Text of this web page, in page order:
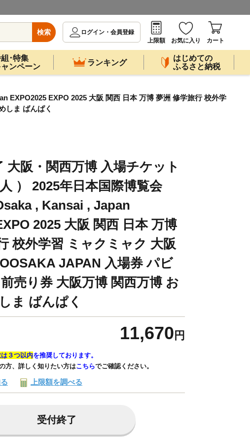
検索
ログイン・会員登録
上限額
お気に入り カート
･特集
ャンペーン
ランキング
はじめての
ふるさと納税
EXPO2025 EXPO 2025 大阪 関西 日本 万博 夢洲 修学旅行 校外学
しま ばんぱく
大阪・関西万博 入場チケット
） 2025年日本国際博覧会
, Kansai , Japan
2025 大阪 関西 日本 万博
校外学習 ミャクミャク 大阪
OOSAKA JAPAN 入場券 パビ
売り券 大阪万博 関西万博 お
ま ばんぱく
11,670 円
３つ以内を推奨しております。
方、詳しく知りたい方はこちらでご確認ください。
上限額を調べる
受付終了